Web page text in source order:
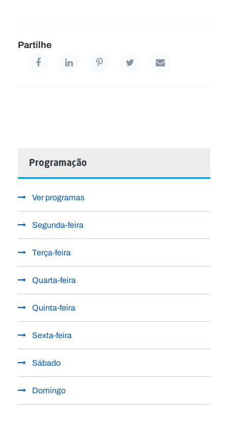
Partilhe
Programação
Ver programas
Segunda-feira
Terça-feira
Quarta-feira
Quinta-feira
Sexta-feira
Sábado
Domingo